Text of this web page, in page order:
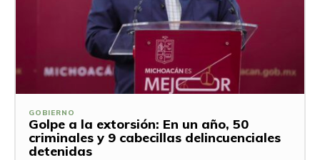
GOBIERNO
Golpe a la extorsión: En un año, 50
criminales y 9 cabecillas delincuenciales
detenidas